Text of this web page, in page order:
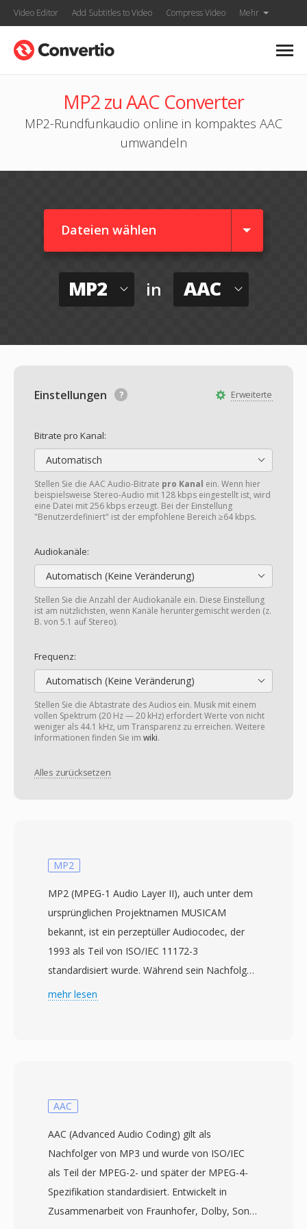
Video Editor Add Subtitles to Video Compress Video Mehr
MP2 zu AAC Converter
MP2-Rundfunkaudio online in kompaktes AAC
umwandeln
Dateien wählen
MP2 in AAC
Erweiterte
Einstellungen
Bitrate pro Kanal:
Automatisch
Stellen Sie die AAC Audio-Bitrate pro Kanal ein. Wenn hier
beispielsweise Stereo-Audio mit 128 kbps eingestellt ist, wird
eine Datei mit 256 kbps erzeugt. Bei der Einstellung
"Benutzerdefiniert" ist der empfohlene Bereich ≥64 kbps.
Audiokanäle:
Automatisch (Keine Veränderung)
Stellen Sie die Anzahl der Audiokanäle ein. Diese Einstellung
ist am nützlichsten, wenn Kanäle heruntergemischt werden (z.
B. von 5.1 auf Stereo).
Frequenz:
Automatisch (Keine Veränderung)
Stellen Sie die Abtastrate des Audios ein. Musik mit einem
vollen Spektrum (20 Hz — 20 kHz) erfordert Werte von nicht
weniger als 44.1 kHz, um Transparenz zu erreichen. Weitere
Informationen finden Sie im wiki.
Alles zurücksetzen
MP2
MP2 (MPEG-1 Audio Layer II), auch unter dem
ursprünglichen Projektnamen MUSICAM
bekannt, ist ein perzeptüller Audiocodec, der
1993 als Teil von ISO/IEC 11172-3
standardisiert wurde. Während sein Nachfolger
MP3 die Aufmerksamkeit der Verbraucher auf
Bestimmung von Maskierungsschwellen an und
Subband entsprechend. Typische
Rundfunkeinsätze verwenden 192-384 kbps für
Stereo und erzielen transparente Qualität bei
geringerer Encoder-Komplexität und besserer
Fehlerresistenz als Layer III. Diese
mehr lesen
AAC
AAC (Advanced Audio Coding) gilt als
Nachfolger von MP3 und wurde von ISO/IEC
als Teil der MPEG-2- und später der MPEG-4-
Spezifikation standardisiert. Entwickelt in
Zusammenarbeit von Fraunhofer, Dolby, Sony,